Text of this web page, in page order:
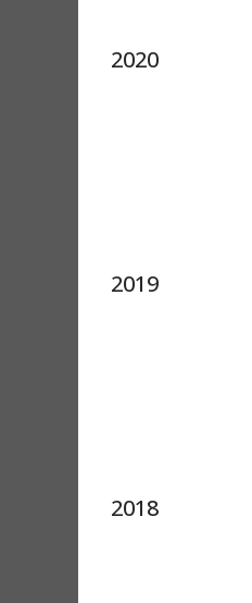
2020
2019
2018